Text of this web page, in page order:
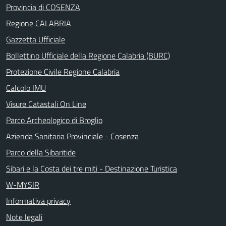
Provincia di COSENZA
Regione CALABRIA
Gazzetta Ufficiale
Bollettino Ufficiale della Regione Calabria (BURC)
Protezione Civile Regione Calabria
Calcolo IMU
Visure Catastali On Line
Parco Archeologico di Broglio
Azienda Sanitaria Provinciale - Cosenza
Parco della Sibaritide
Sibari e la Costa dei tre miti - Destinazione Turistica
W-MYSIR
Informativa privacy
Note legali